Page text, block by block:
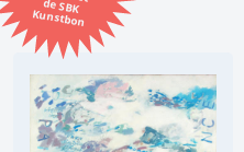
Kunstbon
Kunstenaar
Formaat